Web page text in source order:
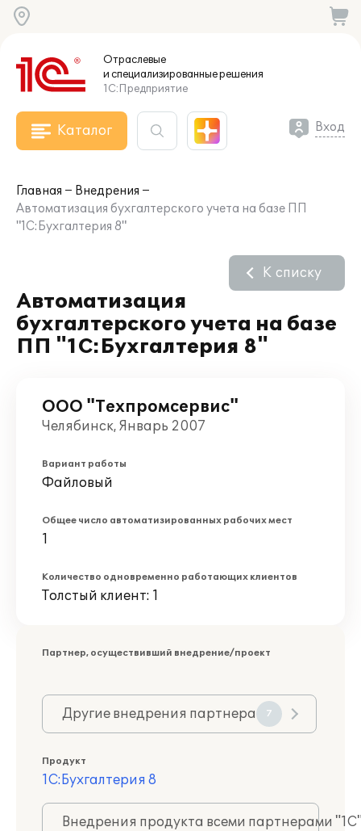
Отраслевые
и специализированныерешения
1С:Предприятие
Каталог Вход
Главная
Внедрения
Автоматизация бухгалтерского учета на базе ПП
"1С:Бухгалтерия 8"
Автоматизация
бухгалтерского учета на базе
ПП "1С:Бухгалтерия 8"
К списку
ООО "Техпромсервис"
Челябинск, Январь 2007
Вариант работы
Файловый
Общее число автоматизированных рабочих мест
1
Количество одновременно работающих клиентов
Толстый клиент: 1
Партнер, осуществивший внедрение/проект
Другие внедрения партнера 7
Продукт
1С:Бухгалтерия 8
Внедрения продукта всеми партнерами